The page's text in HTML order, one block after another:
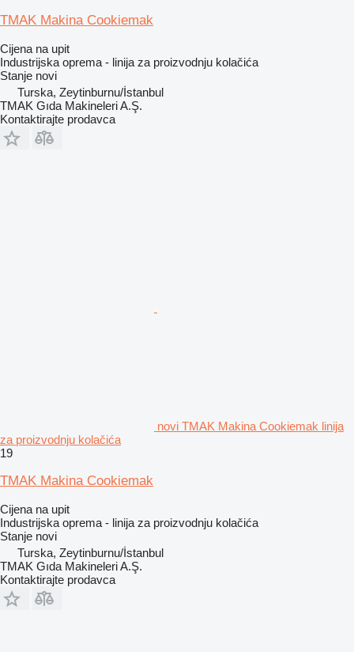
TMAK Makina Cookiemak
Cijena na upit
Industrijska oprema - linija za proizvodnju kolačića
Stanje novi
Turska, Zeytinburnu/İstanbul
TMAK Gıda Makineleri A.Ş.
Kontaktirajte prodavca
novi TMAK Makina Cookiemak linija
za proizvodnju kolačića
19
TMAK Makina Cookiemak
Cijena na upit
Industrijska oprema - linija za proizvodnju kolačića
Stanje novi
Turska, Zeytinburnu/İstanbul
TMAK Gıda Makineleri A.Ş.
Kontaktirajte prodavca